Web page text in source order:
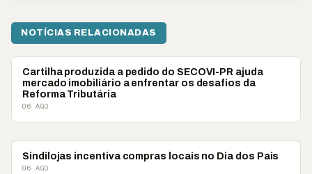
NOTÍCIAS RELACIONADAS
ECONOMIA
Cartilha produzida a pedido do SECOVI-PR ajuda
mercado imobiliário a enfrentar os desafios da
Reforma Tributária
06 AGO
ECONOMIA
Sindilojas incentiva compras locais no Dia dos Pais
06 AGO